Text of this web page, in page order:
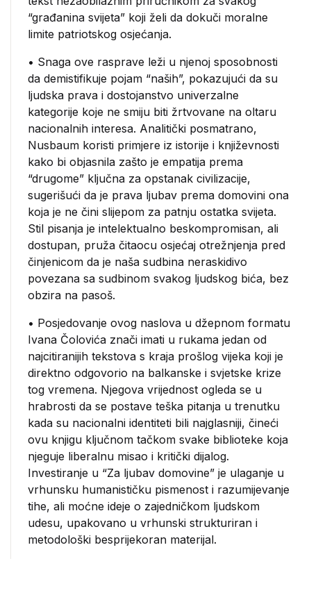
“građanina svijeta” koji želi da dokuči moralne
limite patriotskog osjećanja.
• Snaga ove rasprave leži u njenoj sposobnosti
da demistifikuje pojam “naših”, pokazujući da su
ljudska prava i dostojanstvo univerzalne
kategorije koje ne smiju biti žrtvovane na oltaru
nacionalnih interesa. Analitički posmatrano,
Nusbaum koristi primjere iz istorije i književnosti
kako bi objasnila zašto je empatija prema
“drugome” ključna za opstanak civilizacije,
sugerišući da je prava ljubav prema domovini ona
koja je ne čini slijepom za patnju ostatka svijeta.
Stil pisanja je intelektualno beskompromisan, ali
dostupan, pruža čitaocu osjećaj otrežnjenja pred
činjenicom da je naša sudbina neraskidivo
povezana sa sudbinom svakog ljudskog bića, bez
obzira na pasoš.
• Posjedovanje ovog naslova u džepnom formatu
Ivana Čolovića znači imati u rukama jedan od
najcitiranijih tekstova s kraja prošlog vijeka koji je
direktno odgovorio na balkanske i svjetske krize
tog vremena. Njegova vrijednost ogleda se u
hrabrosti da se postave teška pitanja u trenutku
kada su nacionalni identiteti bili najglasniji, čineći
ovu knjigu ključnom tačkom svake biblioteke koja
njeguje liberalnu misao i kritički dijalog.
Investiranje u “Za ljubav domovine” je ulaganje u
vrhunsku humanističku pismenost i razumijevanje
tihe, ali moćne ideje o zajedničkom ljudskom
udesu, upakovano u vrhunski strukturiran i
metodološki besprijekoran materijal.